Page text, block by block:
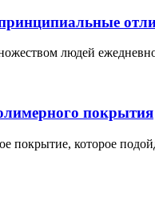
людей
покрытия
покрытие, которое